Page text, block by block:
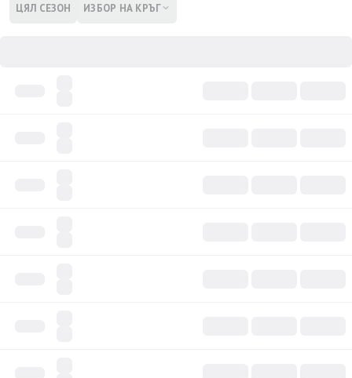
ЦЯЛ СЕЗОН ИЗБОР НА КРЪГ